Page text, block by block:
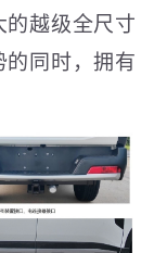
越级全尺寸
同时，拥有